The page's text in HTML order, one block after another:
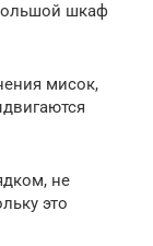
шкаф
мисок,
не
это